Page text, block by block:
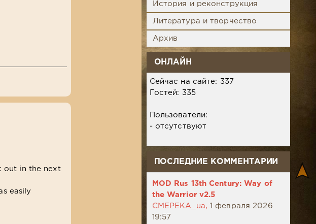
out in the next
easily
История и реконструкция
Литература и творчество
Архив
ОНЛАЙН
Сейчас на сайте: 337
Гостей: 335
Пользователи:
- отсутствуют
ПОСЛЕДНИЕ КОММЕНТАРИИ
MOD Rus 13th Century: Way of
the Warrior v2.5
CMEPEKA_ua,
1 февраля 2026
19:57